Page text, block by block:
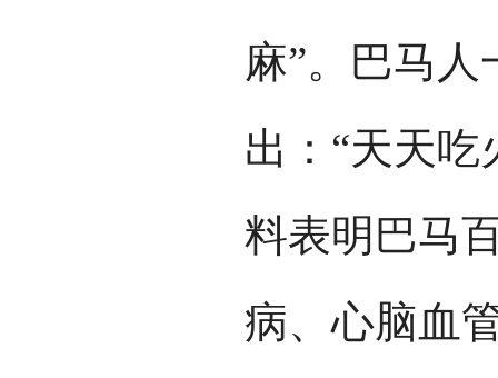
麻”。巴马
出：“天天
料表明巴马
病、心脑血